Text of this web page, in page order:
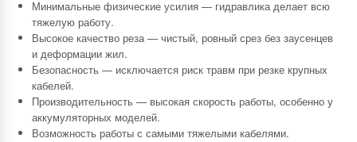
Минимальные физические усилия — гидравлика делает всю
тяжелую работу.
Высокое качество реза — чистый, ровный срез без заусенцев
и деформации жил.
Безопасность — исключается риск травм при резке крупных
кабелей.
Производительность — высокая скорость работы, особенно у
аккумуляторных моделей.
Возможность работы с самыми тяжелыми кабелями.